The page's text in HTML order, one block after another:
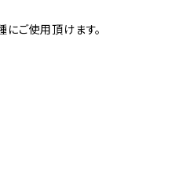
ご使用頂けます。